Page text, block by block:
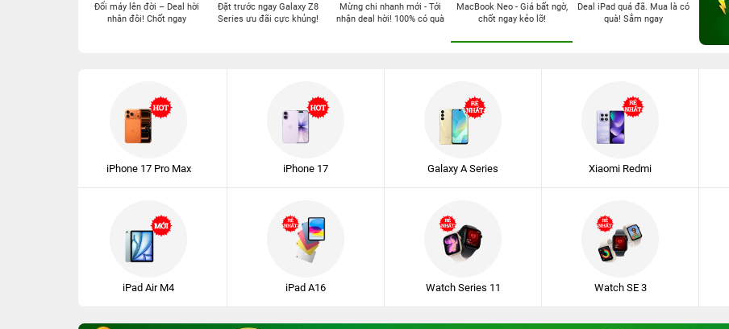
Đổi máy lên đời – Deal hời
nhân đôi! Chốt ngay
Đặt trước ngay Galaxy Z8
Series ưu đãi cực khủng!
Mừng chi nhanh mới - Tới
nhận deal hời! 100% có quà
MacBook Neo - Giá bất ngờ,
chốt ngay kẻo lỡ!
Deal iPad quá đã. Mua là có
quà! Sắm ngay
iPhone 17 Pro Max iPhone 17 Galaxy A Series Xiaomi Redmi
iPad Air M4 iPad A16 Watch Series 11 Watch SE 3